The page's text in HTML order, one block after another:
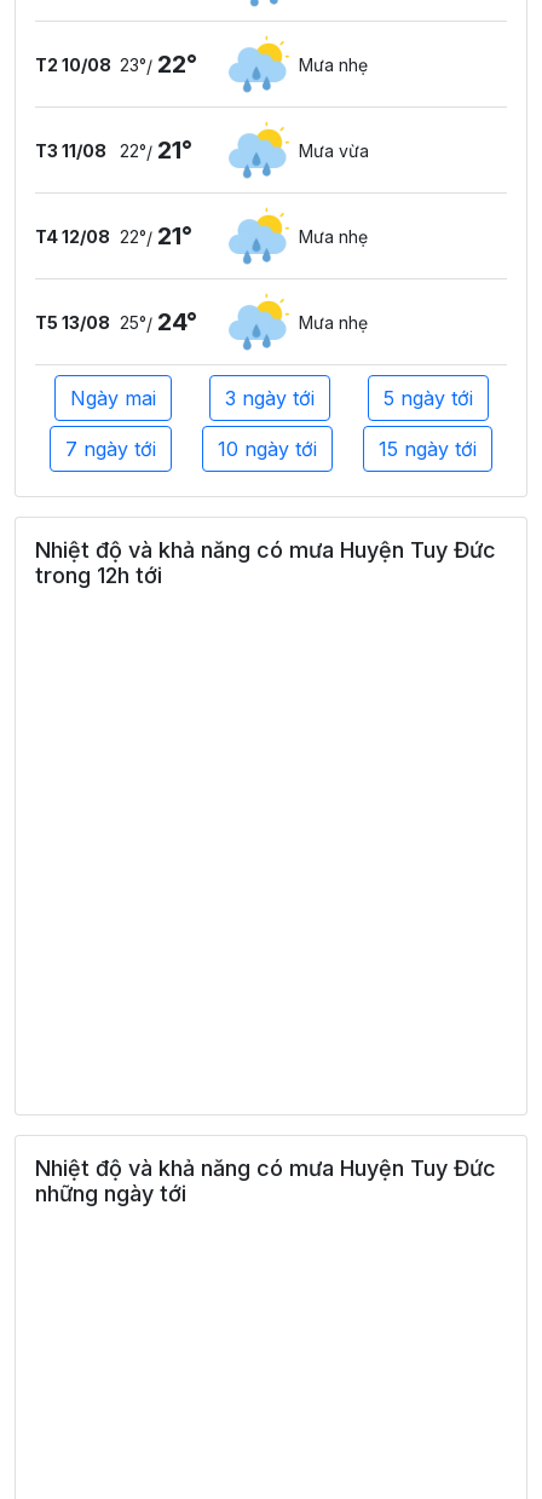
T2 10/08 23°/ 22° Mưa nhẹ
T3 11/08 22°/ 21° Mưa vừa
T4 12/08 22°/ 21° Mưa nhẹ
T5 13/08 25°/ 24° Mưa nhẹ
Ngày mai 3 ngày tới 5 ngày tới
7 ngày tới 10 ngày tới 15 ngày tới
Nhiệt độ và khả năng có mưa Huyện Tuy Đức
trong 12h tới
Nhiệt độ và khả năng có mưa Huyện Tuy Đức
những ngày tới